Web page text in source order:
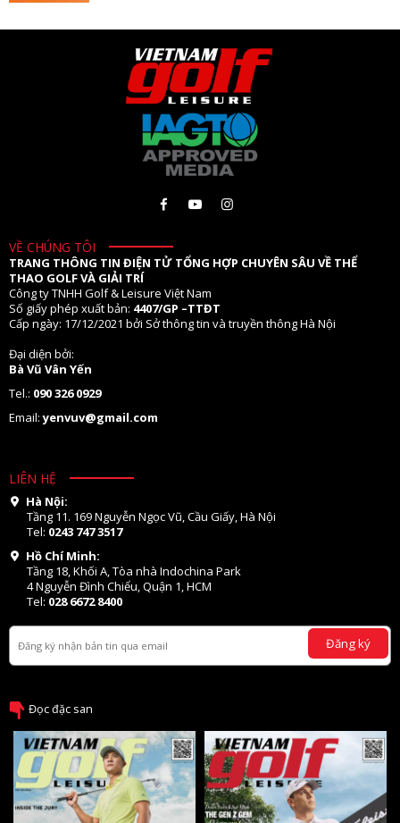
VỀ CHÚNG TÔI
TRANG THÔNG TIN ĐIỆN TỬ TỔNG HỢP CHUYÊN SÂU VỀ THỂ
THAO GOLF VÀ GIẢI TRÍ
Công ty TNHH Golf & Leisure Việt Nam
Số giấy phép xuất bản: 4407/GP –TTĐT
Cấp ngày: 17/12/2021 bởi Sở thông tin và truyền thông Hà Nội
Đại diện bởi:
Bà Vũ Vân Yến
Tel.: 090 326 0929
Email:yenvuv@gmail.com
LIÊN HỆ
Hà Nội:
Tầng 11. 169 Nguyễn Ngọc Vũ, Cầu Giấy, Hà Nội
Tel: 0243 747 3517
Hồ Chí Minh:
Tầng 18, Khối A, Tòa nhà Indochina Park
4 Nguyễn Đình Chiểu, Quận 1, HCM
Tel: 028 6672 8400
Đăng ký
Đọc đặc san